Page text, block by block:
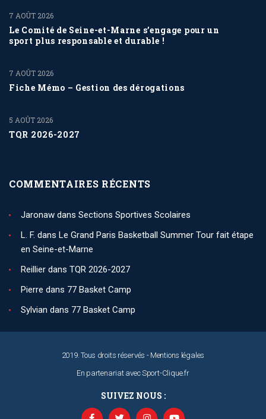
Le Comité de Seine-et-Marne s’engage pour un
sport plus responsable et durable !
7 AOÛT 2026
Fiche Mémo – Gestion des dérogations
7 AOÛT 2026
TQR 2026-2027
5 AOÛT 2026
COMMENTAIRES RÉCENTS
Jaronaw dans Sections Sportives Scolaires
L. F. dans Le Grand Paris Basketball Summer Tour fait étape
en Seine-et-Marne
Reillier dans TQR 2026-2027
Pierre dans 77 Basket Camp
Sylvian dans 77 Basket Camp
2019. Tous droits réservés - Mentions légales
En partenariat avecSport-Clique.fr
SUIVEZ NOUS :